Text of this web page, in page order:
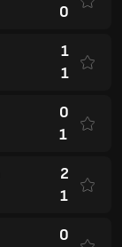
0
1
1
0
1
2
1
0